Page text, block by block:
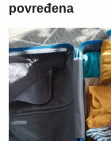
povređena